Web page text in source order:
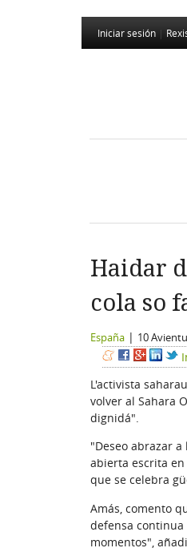
Iniciar sesión
Haidar
cola so
España | 10
L'activista
volver al Sahara
dignidá".
"Deseo abrazar
abierta escrita
que se celebra
Amás, comento
defensa
momentos",